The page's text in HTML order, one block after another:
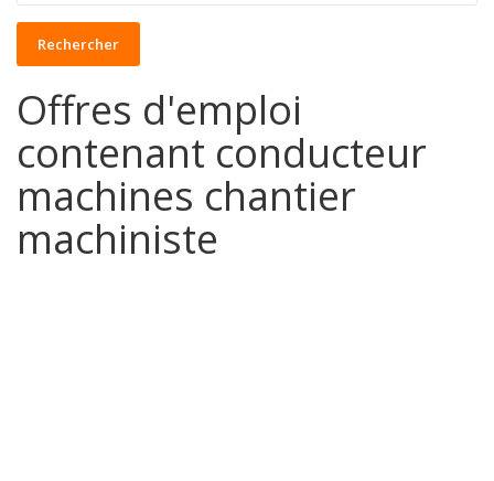
Rechercher
Offres d'emploi
contenant conducteur
machines chantier
machiniste